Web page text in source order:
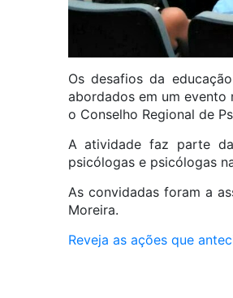
Os desafios da
abordados em um evento
o Conselho Regional de
A atividade faz parte
psicólogas e psicólogas
As convidadas foram a
Moreira.
Reveja as ações que